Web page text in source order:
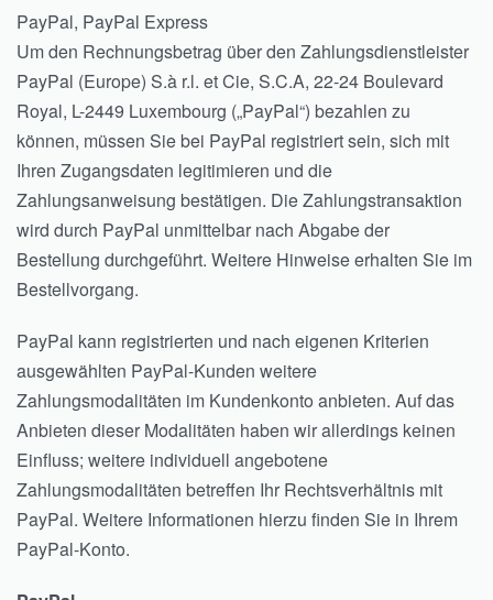
PayPal, PayPal Express
Um den Rechnungsbetrag über den Zahlungsdienstleister
PayPal (Europe) S.à r.l. et Cie, S.C.A, 22-24 Boulevard
Royal, L-2449 Luxembourg („PayPal“) bezahlen zu
können, müssen Sie bei PayPal registriert sein, sich mit
Ihren Zugangsdaten legitimieren und die
Zahlungsanweisung bestätigen. Die Zahlungstransaktion
wird durch PayPal unmittelbar nach Abgabe der
Bestellung durchgeführt. Weitere Hinweise erhalten Sie im
Bestellvorgang.
PayPal kann registrierten und nach eigenen Kriterien
ausgewählten PayPal-Kunden weitere
Zahlungsmodalitäten im Kundenkonto anbieten. Auf das
Anbieten dieser Modalitäten haben wir allerdings keinen
Einfluss; weitere individuell angebotene
Zahlungsmodalitäten betreffen Ihr Rechtsverhältnis mit
PayPal. Weitere Informationen hierzu finden Sie in Ihrem
PayPal-Konto.